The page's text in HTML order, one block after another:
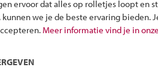
Alle informatie
ervoor dat alles op rolletjes loopt en
kunnen we je de beste ervaring bieden.
Meer informatie vind je in